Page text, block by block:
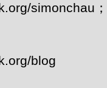
simonchau
blog